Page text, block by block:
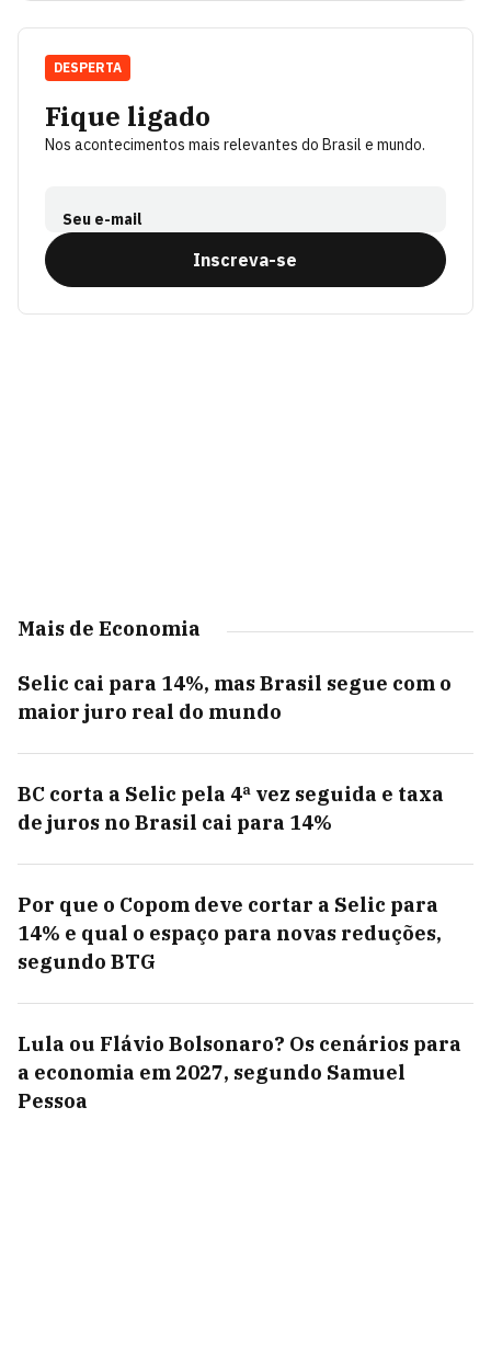
Fique ligado
Nos acontecimentos mais relevantes do Brasil e mundo.
Seu e-mail
Inscreva-se
DESPERTA
Mais de Economia
Selic cai para 14%, mas Brasil segue com o
maior juro real do mundo
BC corta a Selic pela 4ª vez seguida e taxa
de juros no Brasil cai para 14%
Por que o Copom deve cortar a Selic para
14% e qual o espaço para novas reduções,
segundo BTG
Lula ou Flávio Bolsonaro? Os cenários para
a economia em 2027, segundo Samuel
Pessoa